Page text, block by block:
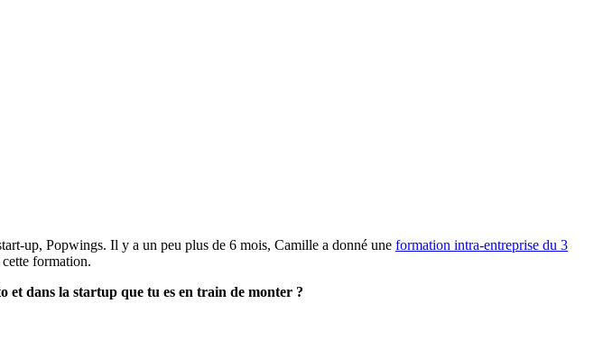
up, Popwings. Il y a un peu plus de 6 mois, Camille a donné une formation intra-entreprise du 3
formation.
et dans la startup que tu es en train de monter ?